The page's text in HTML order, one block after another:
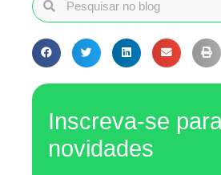
Inscreva-se
novidades